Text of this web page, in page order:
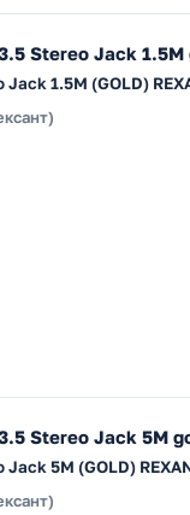
Stereo Jack 1.5М
Jack 1.5М (GOLD)
Stereo Jack 5М
Jack 5М (GOLD)